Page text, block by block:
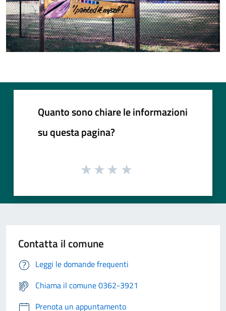
Quanto sono chiare le informazioni
su questa pagina?
Contatta il comune
Leggi le domande frequenti
Chiama il comune 0362-3921
Prenota un appuntamento